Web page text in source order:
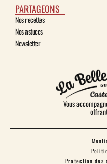
PARTAGEONS
Nos recettes
Nos astuces
Newsletter
Vous
Protection des